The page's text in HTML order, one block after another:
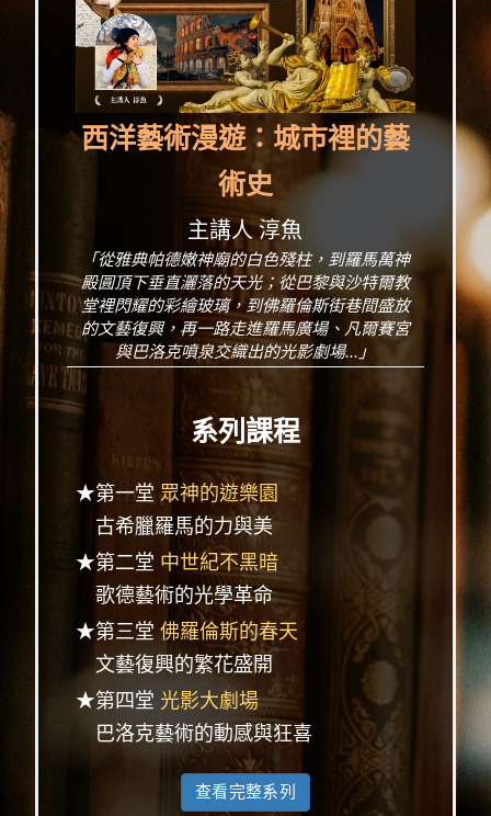
西洋藝術漫遊：城市裡的藝
術史
主講人 淳魚
「從雅典帕德嫩神廟的白色殘柱，到羅馬萬神
殿圓頂下垂直灑落的天光；從巴黎與沙特爾教
堂裡閃耀的彩繪玻璃，到佛羅倫斯街巷間盛放
的文藝復興，再一路走進羅馬廣場、凡爾賽宮
與巴洛克噴泉交織出的光影劇場...」
系列課程
★第一堂 眾神的遊樂園
古希臘羅馬的力與美
★第二堂 中世紀不黑暗
歌德藝術的光學革命
★第三堂 佛羅倫斯的春天
文藝復興的繁花盛開
★第四堂 光影大劇場
巴洛克藝術的動感與狂喜
查看完整系列